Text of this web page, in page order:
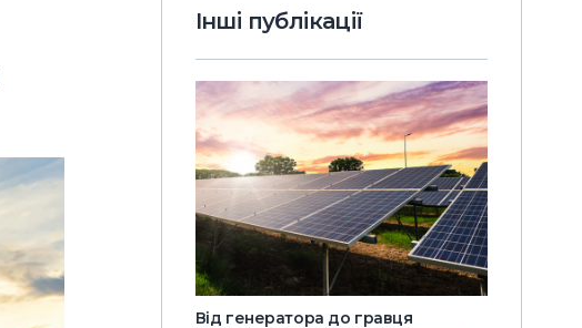
Інші публікації
Від генератора до гравця